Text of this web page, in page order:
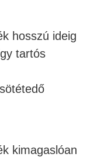
hosszú ideig
tartós
kimagaslóan